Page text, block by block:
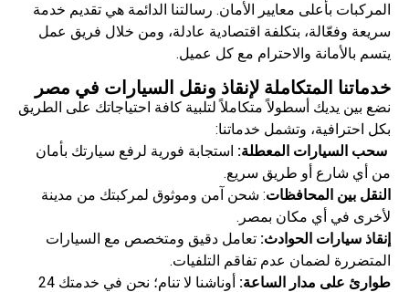
المركبات بأعلى معايير الأمان. رسالتنا الدائمة هي تقديم خدمة
سريعة وفعّالة، بتكلفة اقتصادية عادلة، ومن خلال فريق عمل
يتسم بالأمانة والاحترام مع كل عميل.
خدماتنا المتكاملة لإنقاذ ونقل السيارات في مصر
نضع بين يديك أسطولاً متكاملاً لتلبية كافة احتياجاتك على الطريق
بكل احترافية، وتشمل خدماتنا:
سحب السيارات المعطلة: استجابة فورية لرفع سيارتك بأمان
من أي شارع أو طريق سريع.
النقل بين المحافظات: شحن آمن وموثوق لمركبتك من مدينة
لأخرى في أي مكان بمصر.
إنقاذ سيارات الحوادث: تعامل دقيق ومتخصص مع السيارات
المتضررة لضمان عدم تفاقم التلفيات.
طوارئ على مدار الساعة:
أوناشنا لا تنام؛ نحن في خدمتك 24